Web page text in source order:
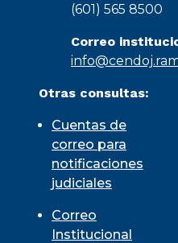
(601) 565 8500
Correo
Otras consultas:
Cuentas de
correo para
notificaciones
judiciales
Correo
Institucional